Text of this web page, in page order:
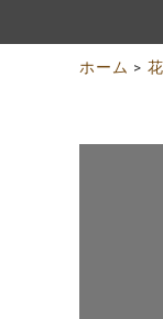
ホーム >